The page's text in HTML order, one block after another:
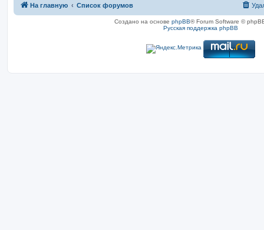
На главную Список форумов
Создано на основе phpBB® Forum Software ©
Русская поддержка phpBB